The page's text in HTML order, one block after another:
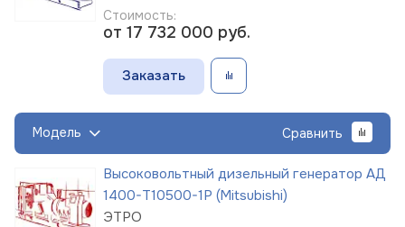
Стоимость:
от 17 732 000 руб.
Заказать
Модель Сравнить
Высоковольтный дизельный генератор АД
1400-Т10500-1Р (Mitsubishi)
ЭТРО